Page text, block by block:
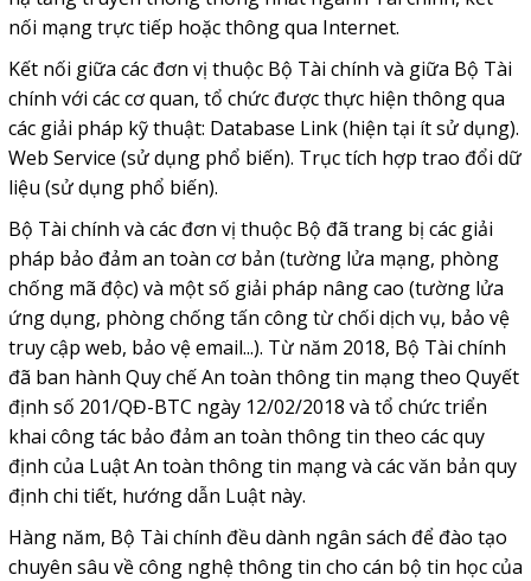
nối mạng trực tiếp hoặc thông qua Internet.
Kết nối giữa các đơn vị thuộc Bộ Tài chính và giữa Bộ Tài
chính với các cơ quan, tổ chức được thực hiện thông qua
các giải pháp kỹ thuật: Database Link (hiện tại ít sử dụng).
Web Service (sử dụng phổ biến). Trục tích hợp trao đổi dữ
liệu (sử dụng phổ biến).
Bộ Tài chính và các đơn vị thuộc Bộ đã trang bị các giải
pháp bảo đảm an toàn cơ bản (tường lửa mạng, phòng
chống mã độc) và một số giải pháp nâng cao (tường lửa
ứng dụng, phòng chống tấn công từ chối dịch vụ, bảo vệ
truy cập web, bảo vệ email...). Từ năm 2018, Bộ Tài chính
đã ban hành Quy chế An toàn thông tin mạng theo Quyết
định số 201/QĐ-BTC ngày 12/02/2018 và tổ chức triển
khai công tác bảo đảm an toàn thông tin theo các quy
định của Luật An toàn thông tin mạng và các văn bản quy
định chi tiết, hướng dẫn Luật này.
Hàng năm, Bộ Tài chính đều dành ngân sách để đào tạo
chuyên sâu về công nghệ thông tin cho cán bộ tin học của